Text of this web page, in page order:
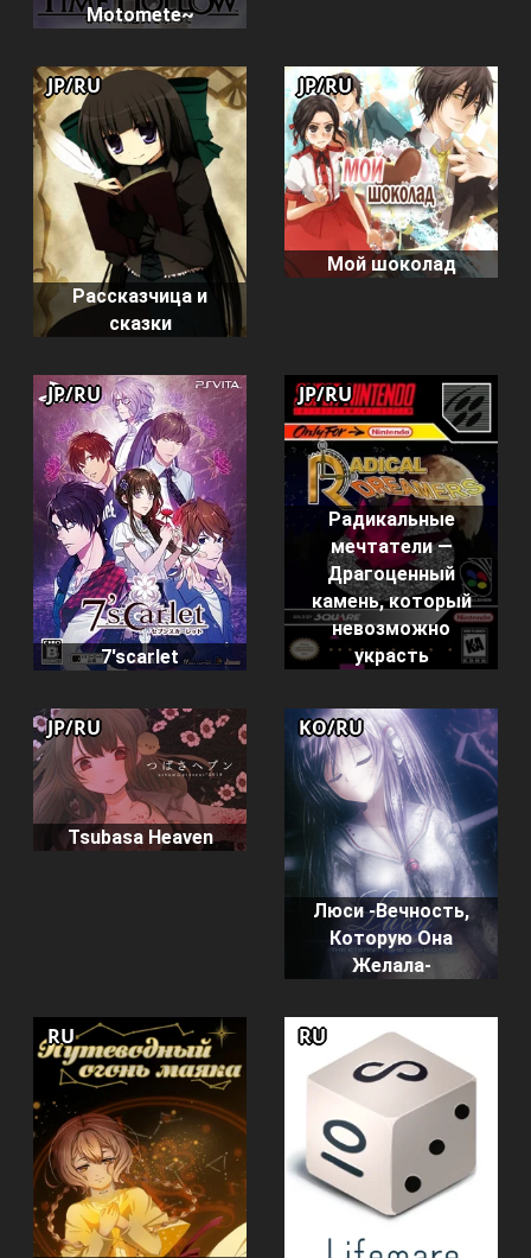
Motomete~
Рассказчица и
сказки
JP/RU
Мой шоколад
JP/RU
7'scarlet
JP/RU
Радикальные
мечтатели —
Драгоценный
камень, который
невозможно
украсть
JP/RU
Tsubasa Heaven
JP/RU
Люси -Вечность,
Которую Она
Желала-
KO/RU
RU RU